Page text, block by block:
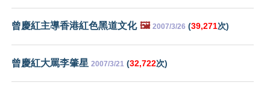
曾慶紅主導香港紅色黑道文化 🖼️ 2007/3/26 (39,271次)
曾慶紅大罵李肇星 2007/3/21 (32,722次)